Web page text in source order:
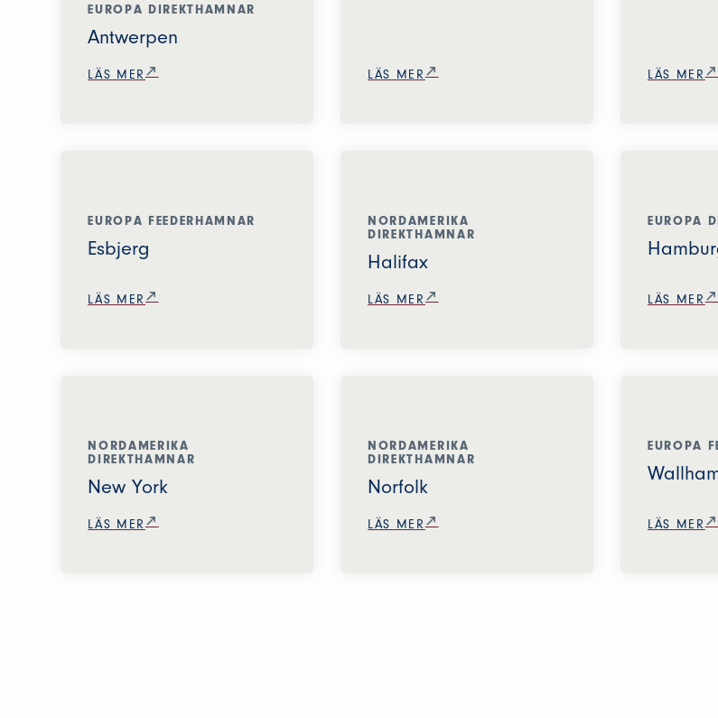
EUROPA DIREKTHAMNAR
Antwerpen
LÄS MER LÄS MER LÄS MER
EUROPA FEEDERHAMNAR
Esbjerg
LÄS MER
NORDAMERIKA
DIREKTHAMNAR
Halifax
LÄS MER
EUROPA
LÄS MER
NORDAMERIKA
DIREKTHAMNAR
New York
LÄS MER
NORDAMERIKA
DIREKTHAMNAR
Norfolk
LÄS MER
EUROPA
LÄS MER